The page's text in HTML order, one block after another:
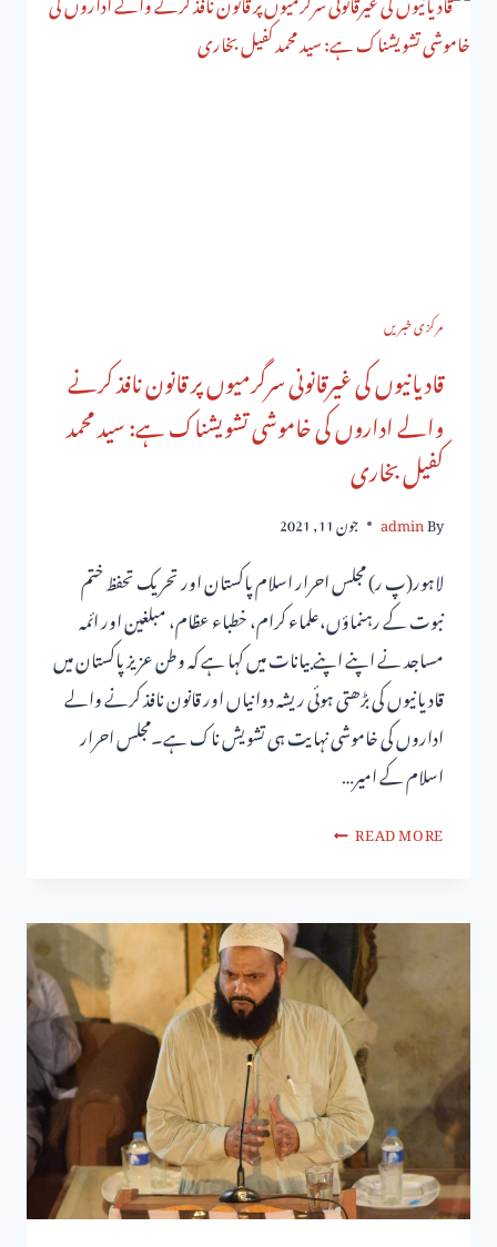
مرکزی خبریں
قادیانیوں کی غیرقانونی سرگرمیوں پر قانون نافذ کرنے
والے اداروں کی خاموشی تشویشناک ہے: سید محمد
کفیل بخاری
By
admin جون 11, 2021
لاہور(پ ر) مجلس احرار اسلام پاکستان اور تحریک تحفظ ختم
نبوت کے رہنماؤں،علماء کرام، خطباء عظام، مبلغین اور ائمہ
مساجد نے اپنے اپنے بیانات میں کہا ہے کہ وطن عزیز پاکستان میں
قادیانیوں کی بڑھتی ہوئی ریشہ دوانیاں اور قانون نافذ کرنے والے
اداروں کی خاموشی نہایت ہی تشویش ناک ہے۔مجلس احرار
اسلام کے امیر…
READ MORE